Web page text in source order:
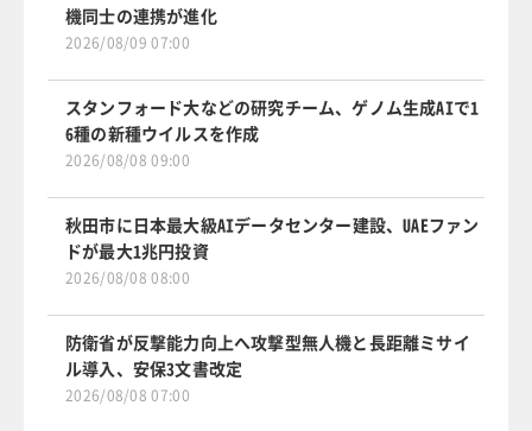
機同士の連携が進化
2026/08/09 07:00
スタンフォード大などの研究チーム、ゲノム生成AIで1
6種の新種ウイルスを作成
2026/08/08 09:00
秋田市に日本最大級AIデータセンター建設、UAEファン
ドが最大1兆円投資
2026/08/08 08:00
防衛省が反撃能力向上へ攻撃型無人機と長距離ミサイ
ル導入、安保3文書改定
2026/08/08 07:00